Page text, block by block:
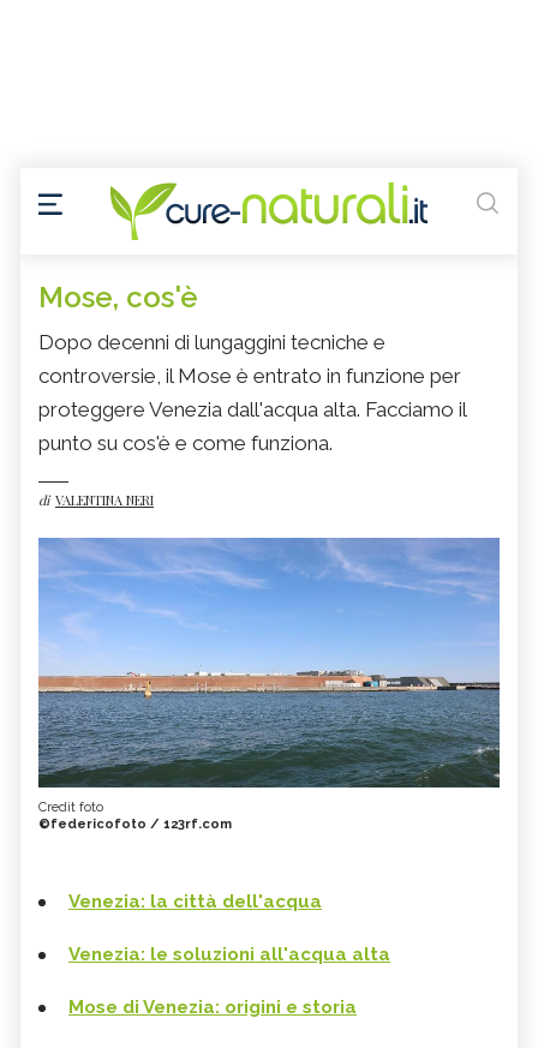
Mose, cos'è
Dopo decenni di lungaggini tecniche e
controversie, il Mose è entrato in funzione per
proteggere Venezia dall'acqua alta. Facciamo il
punto su cos'è e come funziona.
di VALENTINA NERI
Credit foto
©federicofoto / 123rf.com
Venezia: la città dell'acqua
Venezia: le soluzioni all'acqua alta
Mose di Venezia: origini e storia